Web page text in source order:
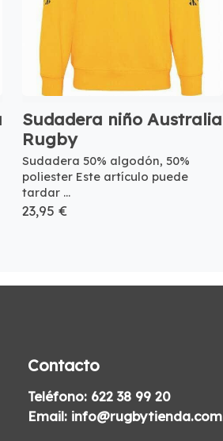
Sudadera niño Australia
Rugby
Sudadera 50% algodón, 50%
poliester Este artículo puede
tardar ...
23,95 €
Contacto
Teléfono: 622 38 99 20
Email: info@rugbytienda.com